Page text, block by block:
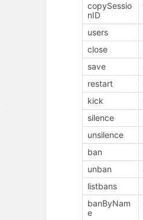
copySessio
nID
users
close
save
restart
kick
silence
unsilence
ban
unban
listbans
banByNam
e